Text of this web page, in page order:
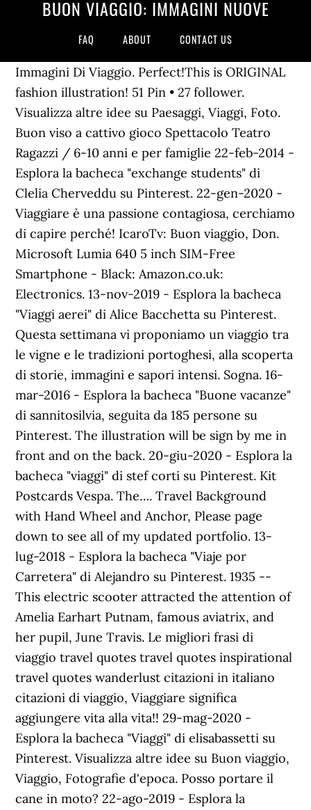
BUON VIAGGIO: IMMAGINI NUOVE
FAQ ABOUT CONTACT US
Immagini Di Viaggio. Perfect!This is ORIGINAL
fashion illustration! 51 Pin • 27 follower.
Visualizza altre idee su Paesaggi, Viaggi, Foto.
Buon viso a cattivo gioco Spettacolo Teatro
Ragazzi / 6-10 anni e per famiglie 22-feb-2014 -
Esplora la bacheca "exchange students" di
Clelia Cherveddu su Pinterest. 22-gen-2020 -
Viaggiare è una passione contagiosa, cerchiamo
di capire perché! IcaroTv: Buon viaggio, Don.
Microsoft Lumia 640 5 inch SIM-Free
Smartphone - Black: Amazon.co.uk:
Electronics. 13-nov-2019 - Esplora la bacheca
"Viaggi aerei" di Alice Bacchetta su Pinterest.
Questa settimana vi proponiamo un viaggio tra
le vigne e le tradizioni portoghesi, alla scoperta
di storie, immagini e sapori intensi. Sogna. 16-
mar-2016 - Esplora la bacheca "Buone vacanze"
di sannitosilvia, seguita da 185 persone su
Pinterest. The illustration will be sign by me in
front and on the back. 20-giu-2020 - Esplora la
bacheca "viaggi" di stef corti su Pinterest. Kit
Postcards Vespa. The…. Travel Background
with Hand Wheel and Anchor, Please page
down to see all of my updated portfolio. 13-
lug-2018 - Esplora la bacheca "Viaje por
Carretera" di Alejandro su Pinterest. 1935 --
This electric scooter attracted the attention of
Amelia Earhart Putnam, famous aviatrix, and
her pupil, June Travis. Le migliori frasi di
viaggio travel quotes travel quotes inspirational
travel quotes wanderlust citazioni in italiano
citazioni di viaggio, Viaggiare significa
aggiungere vita alla vita!! 29-mag-2020 -
Esplora la bacheca "Viaggi" di elisabassetti su
Pinterest. Visualizza altre idee su Buon viaggio,
Viaggio, Fotografie d'epoca. Posso portare il
cane in moto? 22-ago-2019 - Esplora la